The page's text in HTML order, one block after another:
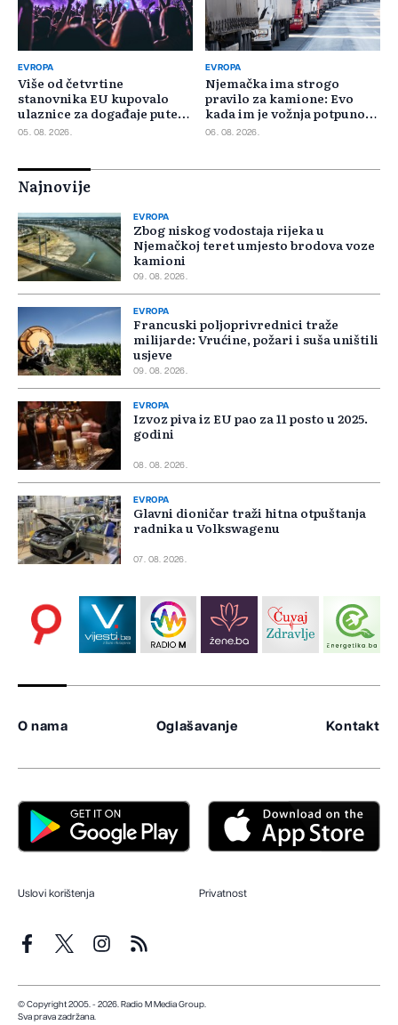
EVROPA
Više od četvrtine
stanovnika EU kupovalo
ulaznice za događaje putem
interneta
05. 08. 2026.
EVROPA
Njemačka ima strogo
pravilo za kamione: Evo
kada im je vožnja potpuno
zabranjena
06. 08. 2026.
Najnovije
EVROPA
Zbog niskog vodostaja rijeka u
Njemačkoj teret umjesto brodova voze
kamioni
09. 08. 2026.
EVROPA
Francuski poljoprivrednici traže
milijarde: Vrućine, požari i suša uništili
usjeve
09. 08. 2026.
EVROPA
Izvoz piva iz EU pao za 11 posto u 2025.
godini
08. 08. 2026.
EVROPA
Glavni dioničar traži hitna otpuštanja
radnika u Volkswagenu
07. 08. 2026.
O nama Oglašavanje Kontakt
Uslovi korištenja Privatnost
© Copyright 2005. - 2026. Radio M Media Group.
Sva prava zadržana.